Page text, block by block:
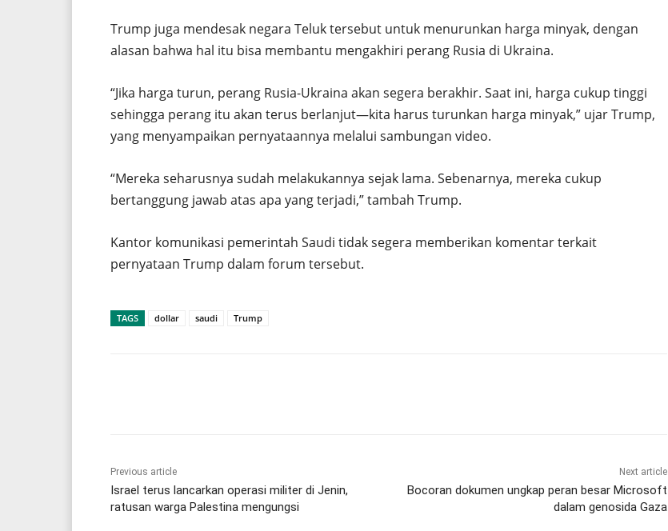
Trump juga mendesak negara Teluk tersebut untuk menurunkan harga minyak, dengan
alasan bahwa hal itu bisa membantu mengakhiri perang Rusia di Ukraina.
“Jika harga turun, perang Rusia-Ukraina akan segera berakhir. Saat ini, harga cukup tinggi
sehingga perang itu akan terus berlanjut—kita harus turunkan harga minyak,” ujar Trump,
yang menyampaikan pernyataannya melalui sambungan video.
“Mereka seharusnya sudah melakukannya sejak lama. Sebenarnya, mereka cukup
bertanggung jawab atas apa yang terjadi,” tambah Trump.
Kantor komunikasi pemerintah Saudi tidak segera memberikan komentar terkait
pernyataan Trump dalam forum tersebut.
TAGS dollar saudi Trump
Previous article
Israel terus lancarkan operasi militer di Jenin,
ratusan warga Palestina mengungsi
Next article
Bocoran dokumen ungkap peran besar Microsoft
dalam genosida Gaza